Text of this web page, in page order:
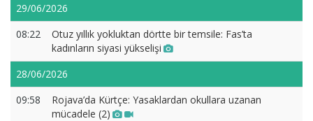
29/06/2026
08:22
Otuz yıllık yokluktan dörtte bir temsile: Fas’ta
kadınların siyasi yükselişi
28/06/2026
09:58
Rojava’da Kürtçe: Yasaklardan okullara uzanan
mücadele (2)